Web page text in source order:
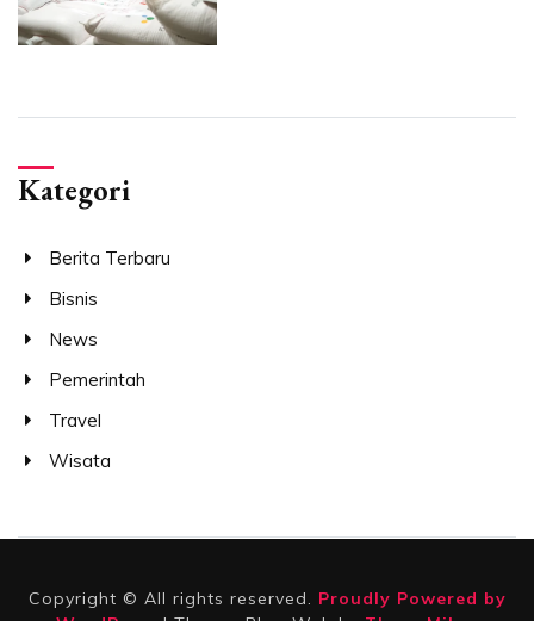
Kategori
Berita Terbaru
Bisnis
News
Pemerintah
Travel
Wisata
Copyright © All rights reserved. Proudly Powered by